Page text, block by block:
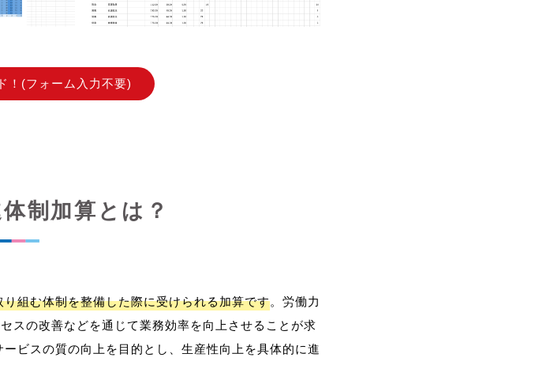
！ (フォーム入力不要)
制加算とは？
組む体制を整備した際に受けられる加算です。労働力
スの改善などを通じて業務効率を向上させることが求
ビスの質の向上を目的とし、生産性向上を具体的に進